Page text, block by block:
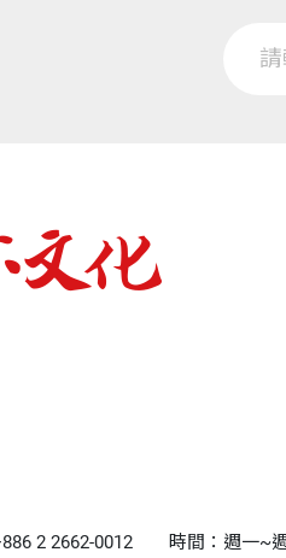
2 2662-0012 時間：週一~